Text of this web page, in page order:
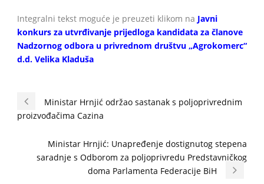
Integralni tekst moguće je preuzeti klikom na Javni
konkurs za utvrđivanje prijedloga kandidata za članove
Nadzornog odbora u privrednom društvu „Agrokomerc“
d.d. Velika Kladuša
Ministar Hrnjić održao sastanak s poljoprivrednim
proizvođačima Cazina
Ministar Hrnjić: Unapređenje dostignutog stepena
saradnje s Odborom za poljoprivredu Predstavničkog
doma Parlamenta Federacije BiH